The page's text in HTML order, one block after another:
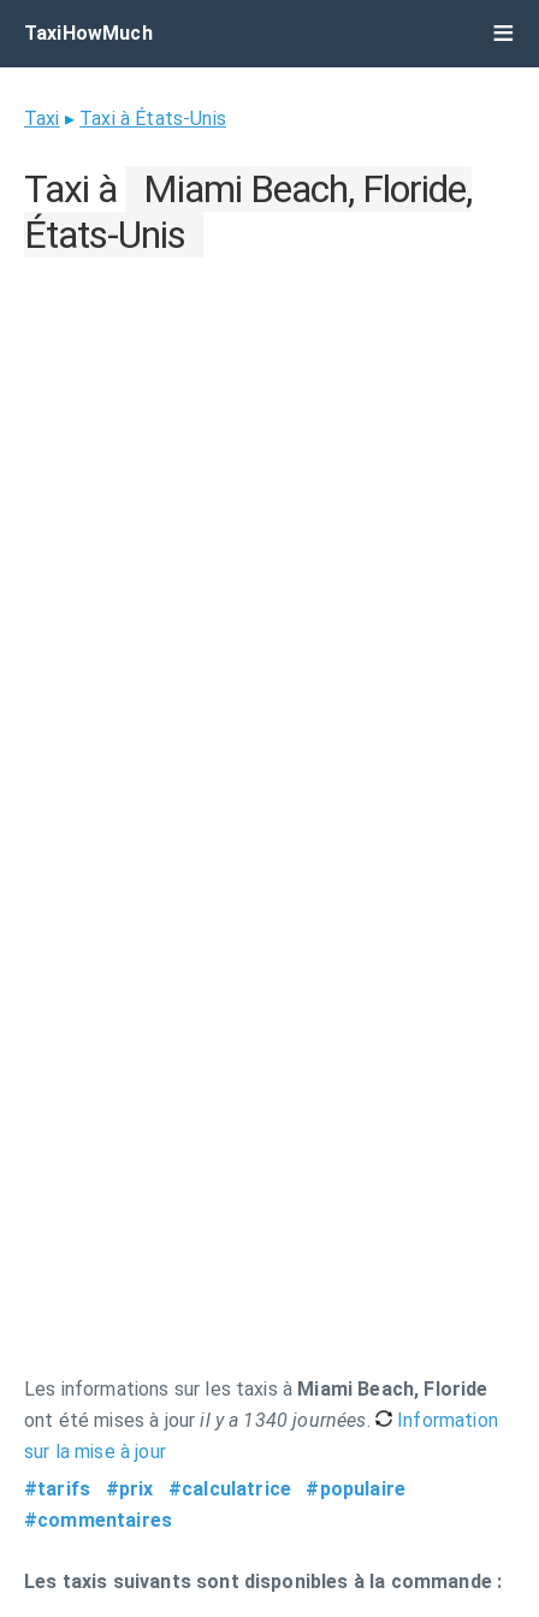
TaxiHowMuch
Taxi ▸ Taxi à États-Unis
Taxi à
Miami Beach, Floride,
États-Unis
Les informations sur les taxis à Miami Beach, Floride
ont été mises à jouril y a 1340 journées.
Information
sur la mise à jour
#tarifs
#prix #calculatrice
#populaire
#commentaires
Les taxis suivants sont disponibles à la commande :